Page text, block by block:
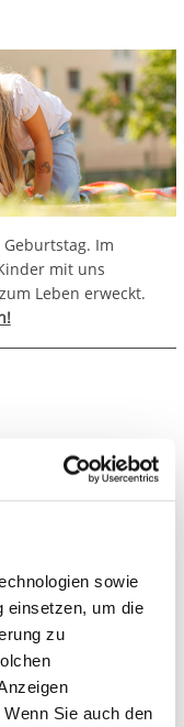
sowie
einsetzen, um die
zu
Sie auch den
Im
mit uns
Leben erweckt.
bildet der
orientiert sich unsere
in Italien hat.
kompetenten Kindes,
und die Welt
Fachkräfte
des Begleiters der